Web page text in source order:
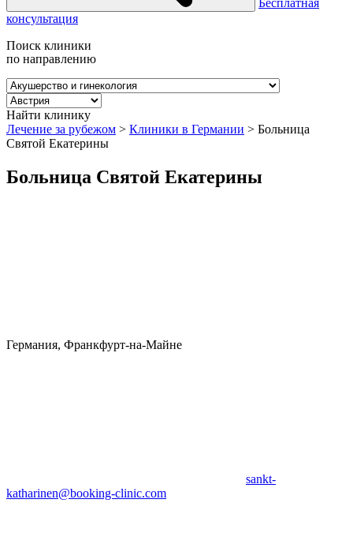
Бесплатная
консультация
Поиск клиники
по направлению
Найти клинику
Лечение за рубежом > Клиники в Германии > Больница
Святой Екатерины
Больница Святой Екатерины
Германия, Франкфурт-на-Майне
sankt-
katharinen@booking-clinic.com